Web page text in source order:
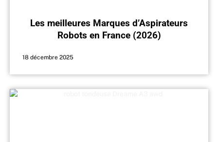
Les meilleures Marques d’Aspirateurs
Robots en France (2026)
18 décembre 2025